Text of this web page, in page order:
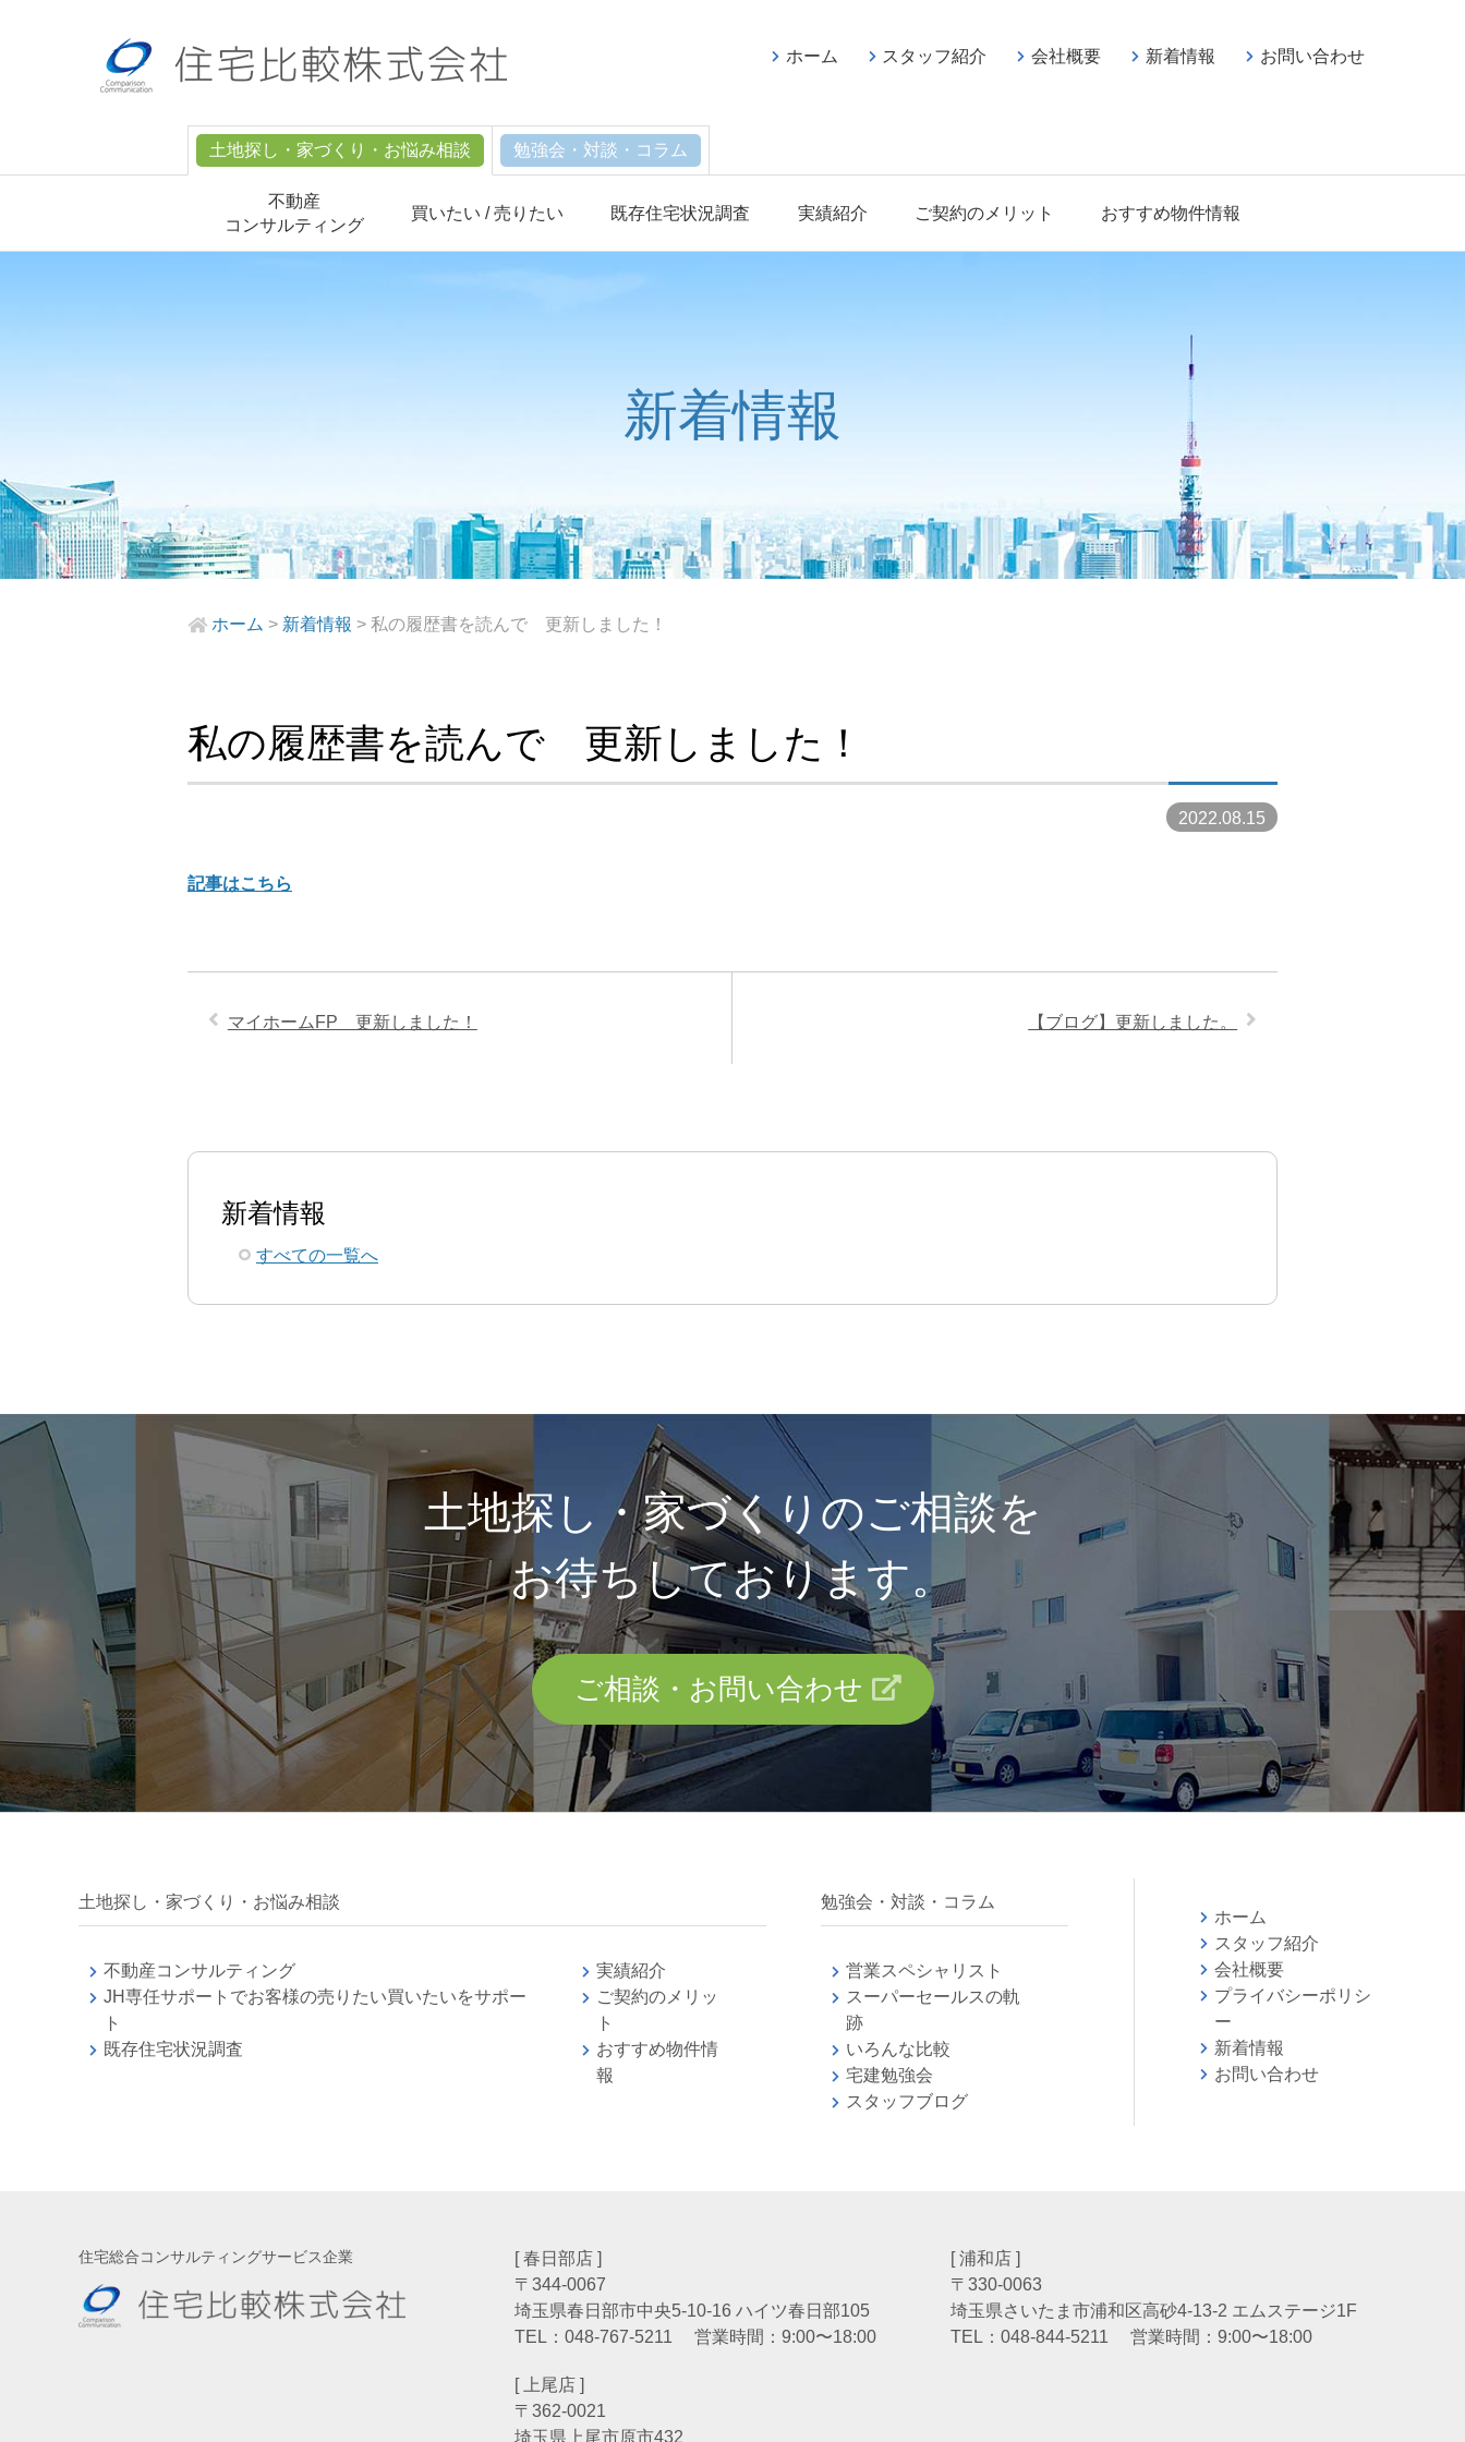
土地探し・家づくり・お悩み相談
不動産
コンサルティング
買いたい / 売りたい 既存住宅状況調査 実績紹介 ご契約のメリット おすすめ物件情報
勉強会・対談・コラム
ホーム スタッフ紹介 会社概要 新着情報 お問い合わせ
新着情報
ホーム > 新着情報 >私の履歴書を読んで 更新しました！
私の履歴書を読んで 更新しました！
2022.08.15
記事はこちら
マイホームFP 更新しました！ 【ブログ】更新しました。
新着情報
すべての一覧へ
土地探し・家づくりのご相談を
お待ちしております。
ご相談・お問い合わせ
土地探し・家づくり・お悩み相談
不動産コンサルティング
JH専任サポートでお客様の売りたい買いたいをサポー
ト
既存住宅状況調査
実績紹介
ご契約のメリッ
ト
おすすめ物件情
報
勉強会・対談・コラム
営業スペシャリスト
スーパーセールスの軌
跡
いろんな比較
宅建勉強会
スタッフブログ
ホーム
スタッフ紹介
会社概要
プライバシーポリシ
ー
新着情報
お問い合わせ
住宅総合コンサルティングサービス企業
[ 春日部店 ]
〒344-0067
埼玉県春日部市中央5-10-16 ハイツ春日部105
TEL： 048-767-5211 営業時間：9:00〜18:00
[ 浦和店 ]
〒330-0063
埼玉県さいたま市浦和区高砂4-13-2 エムステージ1F
TEL： 048-844-5211 営業時間：9:00〜18:00
[ 上尾店 ]
〒362-0021
埼玉県上尾市原市432